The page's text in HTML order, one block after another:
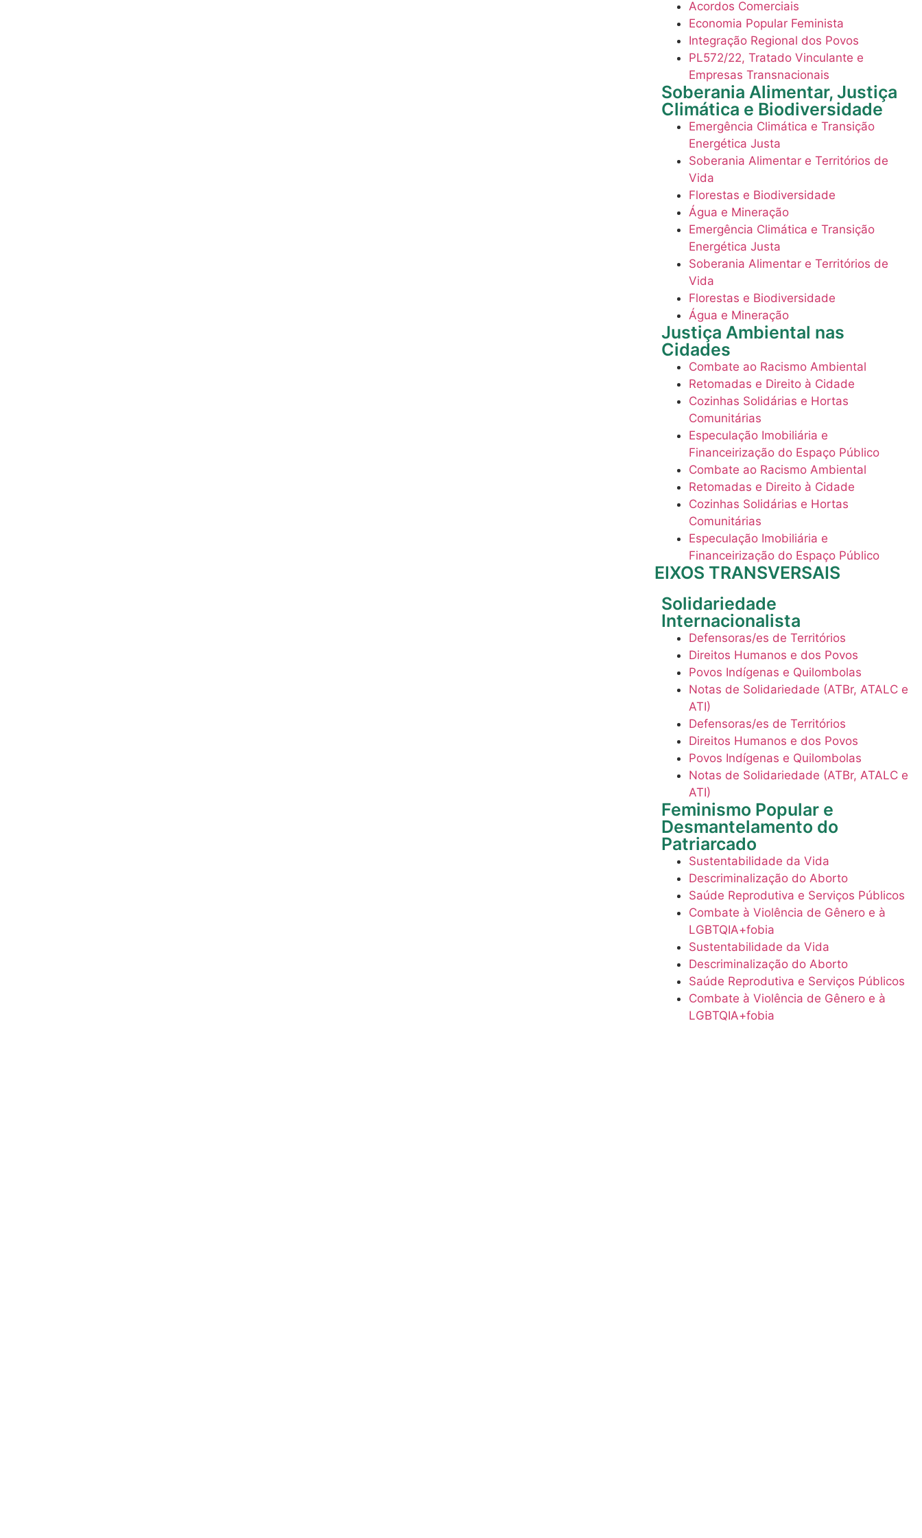
Acordos Comerciais
Economia Popular Feminista
Integração Regional dos Povos
PL572/22, Tratado Vinculante e
Empresas Transnacionais
Soberania Alimentar, Justiça
Climática e Biodiversidade
Emergência Climática e Transição
Energética Justa
Soberania Alimentar e Territórios de
Vida
Florestas e Biodiversidade
Água e Mineração
Emergência Climática e Transição
Energética Justa
Soberania Alimentar e Territórios de
Vida
Florestas e Biodiversidade
Água e Mineração
Justiça Ambiental nas
Cidades
Combate ao Racismo Ambiental
Retomadas e Direito à Cidade
Cozinhas Solidárias e Hortas
Comunitárias
Especulação Imobiliária e
Financeirização do Espaço Público
Combate ao Racismo Ambiental
Retomadas e Direito à Cidade
Cozinhas Solidárias e Hortas
Comunitárias
Especulação Imobiliária e
Financeirização do Espaço Público
EIXOS TRANSVERSAIS
Solidariedade
Internacionalista
Defensoras/es de Territórios
Direitos Humanos e dos Povos
Povos Indígenas e Quilombolas
Notas de Solidariedade (ATBr, ATALC e
ATI)
Defensoras/es de Territórios
Direitos Humanos e dos Povos
Povos Indígenas e Quilombolas
Notas de Solidariedade (ATBr, ATALC e
ATI)
Feminismo Popular e
Desmantelamento do
Patriarcado
Sustentabilidade da Vida
Descriminalização do Aborto
Saúde Reprodutiva e Serviços Públicos
Combate à Violência de Gênero e à
LGBTQIA+fobia
Sustentabilidade da Vida
Descriminalização do Aborto
Saúde Reprodutiva e Serviços Públicos
Combate à Violência de Gênero e à
LGBTQIA+fobia